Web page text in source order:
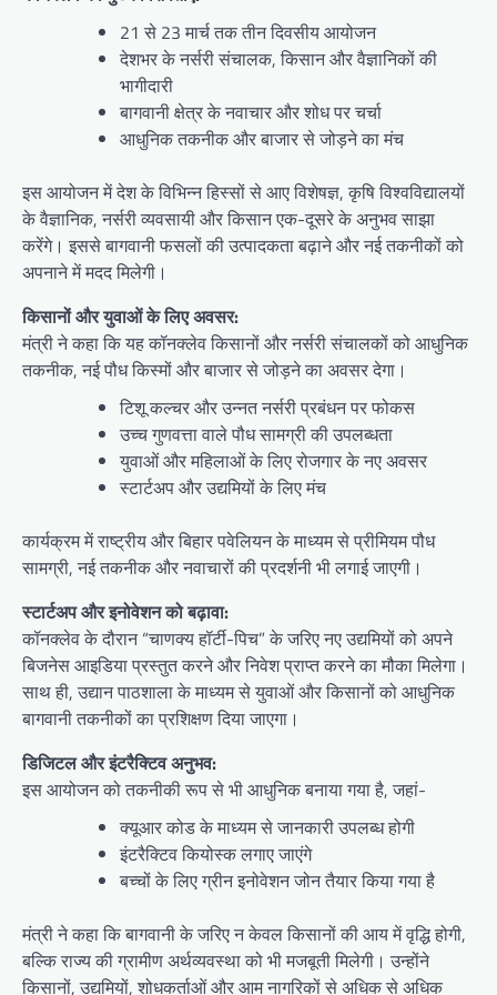
21 से 23 मार्च तक तीन दिवसीय आयोजन
देशभर के नर्सरी संचालक, किसान और वैज्ञानिकों की
भागीदारी
बागवानी क्षेत्र के नवाचार और शोध पर चर्चा
आधुनिक तकनीक और बाजार से जोड़ने का मंच
इस आयोजन में देश के विभिन्न हिस्सों से आए विशेषज्ञ, कृषि विश्वविद्यालयों
के वैज्ञानिक, नर्सरी व्यवसायी और किसान एक-दूसरे के अनुभव साझा
करेंगे। इससे बागवानी फसलों की उत्पादकता बढ़ाने और नई तकनीकों को
अपनाने में मदद मिलेगी।
किसानों और युवाओं के लिए अवसर:
मंत्री ने कहा कि यह कॉनक्लेव किसानों और नर्सरी संचालकों को आधुनिक
तकनीक, नई पौध किस्मों और बाजार से जोड़ने का अवसर देगा।
टिशू कल्चर और उन्नत नर्सरी प्रबंधन पर फोकस
उच्च गुणवत्ता वाले पौध सामग्री की उपलब्धता
युवाओं और महिलाओं के लिए रोजगार के नए अवसर
स्टार्टअप और उद्यमियों के लिए मंच
कार्यक्रम में राष्ट्रीय और बिहार पवेलियन के माध्यम से प्रीमियम पौध
सामग्री, नई तकनीक और नवाचारों की प्रदर्शनी भी लगाई जाएगी।
स्टार्टअप और इनोवेशन को बढ़ावा:
कॉनक्लेव के दौरान “चाणक्य हॉर्टी-पिच” के जरिए नए उद्यमियों को अपने
बिजनेस आइडिया प्रस्तुत करने और निवेश प्राप्त करने का मौका मिलेगा।
साथ ही, उद्यान पाठशाला के माध्यम से युवाओं और किसानों को आधुनिक
बागवानी तकनीकों का प्रशिक्षण दिया जाएगा।
डिजिटल और इंटरैक्टिव अनुभव:
इस आयोजन को तकनीकी रूप से भी आधुनिक बनाया गया है, जहां-
क्यूआर कोड के माध्यम से जानकारी उपलब्ध होगी
इंटरैक्टिव कियोस्क लगाए जाएंगे
बच्चों के लिए ग्रीन इनोवेशन जोन तैयार किया गया है
मंत्री ने कहा कि बागवानी के जरिए न केवल किसानों की आय में वृद्धि होगी,
बल्कि राज्य की ग्रामीण अर्थव्यवस्था को भी मजबूती मिलेगी। उन्होंने
किसानों, उद्यमियों, शोधकर्ताओं और आम नागरिकों से अधिक से अधिक